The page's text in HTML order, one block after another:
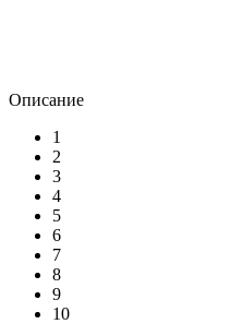
Описание
1
2
3
4
5
6
7
8
9
10